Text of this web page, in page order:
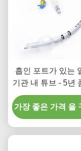
흡인 포트가 있는
기관 내 튜브 - 5년
증을 위한 DEHP
명 PVC
가장 좋은 가격 을